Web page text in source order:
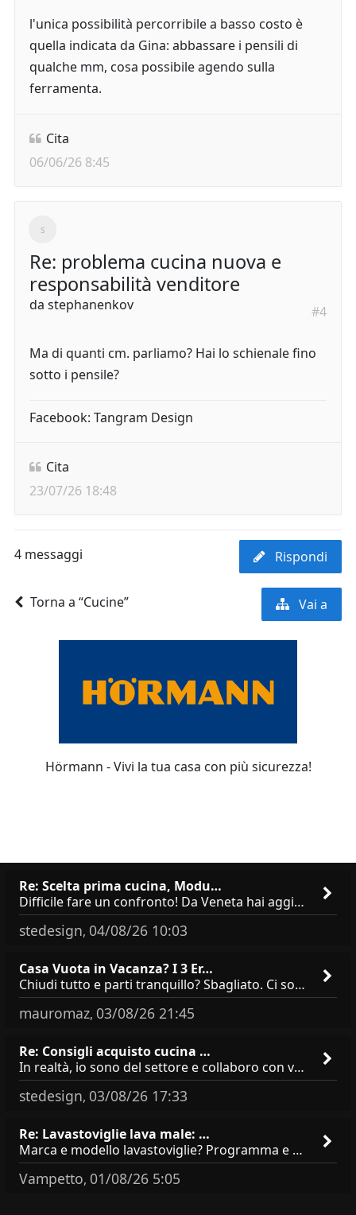
l'unica possibilità percorribile a basso costo è
quella indicata da Gina: abbassare i pensili di
qualche mm, cosa possibile agendo sulla
ferramenta.
Cita
06/06/26 8:45
Re: problema cucina nuova e
responsabilità venditore
#4
da stephanenkov
Ma di quanti cm. parliamo? Hai lo schienale fino
sotto i pensile?
Facebook: Tangram Design
Cita
23/07/26 18:48
4 messaggi Rispondi
Torna a “Cucine” Vai a
Hörmann - Vivi la tua casa con più sicurezza!
Re: Scelta prima cucina, Modu…
Difficile fare un confronto! Da Veneta hai aggiunto i pensili a tutta altezza e una colonna dispensa da 30, che da soli
stedesign, 04/08/26 10:03
Casa Vuota in Vacanza? I 3 Er…
Chiudi tutto e parti tranquillo? Sbagliato. Ci sono 3 comportamenti che dicono ai ladri &quot;sono via per due settimane
mauromaz, 03/08/26 21:45
Re: Consigli acquisto cucina …
In realtà, io sono del settore e collaboro con vari negozi, ti possono dire che sono tutti brand abbastanza simili come
stedesign, 03/08/26 17:33
Re: Lavastoviglie lava male: …
Marca e modello lavastoviglie? Programma e Deterisvo utilizzato ? Decalcificatore è regolato in in base alla durezza
Vampetto, 01/08/26 5:05